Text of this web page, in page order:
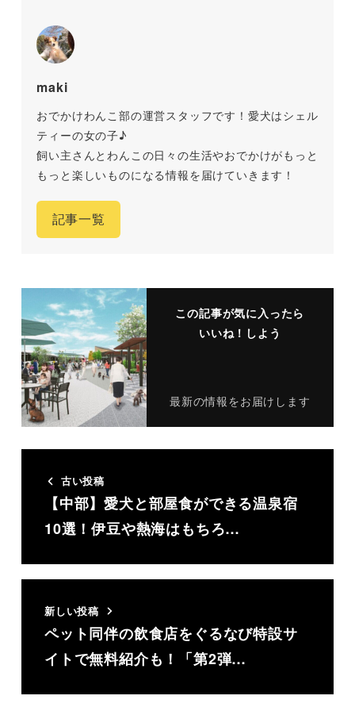
maki
おでかけわんこ部の運営スタッフです！愛犬はシェル
ティーの女の子♪
飼い主さんとわんこの日々の生活やおでかけがもっと
もっと楽しいものになる情報を届けていきます！
記事一覧
この記事が気に入ったら
いいね！しよう
最新の情報をお届けします
古い投稿
【中部】愛犬と部屋食ができる温泉宿
10選！伊豆や熱海はもちろ…
新しい投稿
ペット同伴の飲食店をぐるなび特設サ
イトで無料紹介も！「第2弾…